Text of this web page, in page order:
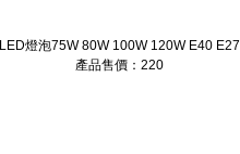
LED燈泡75W 80W 100W 120W E40 E27
產品售價：220